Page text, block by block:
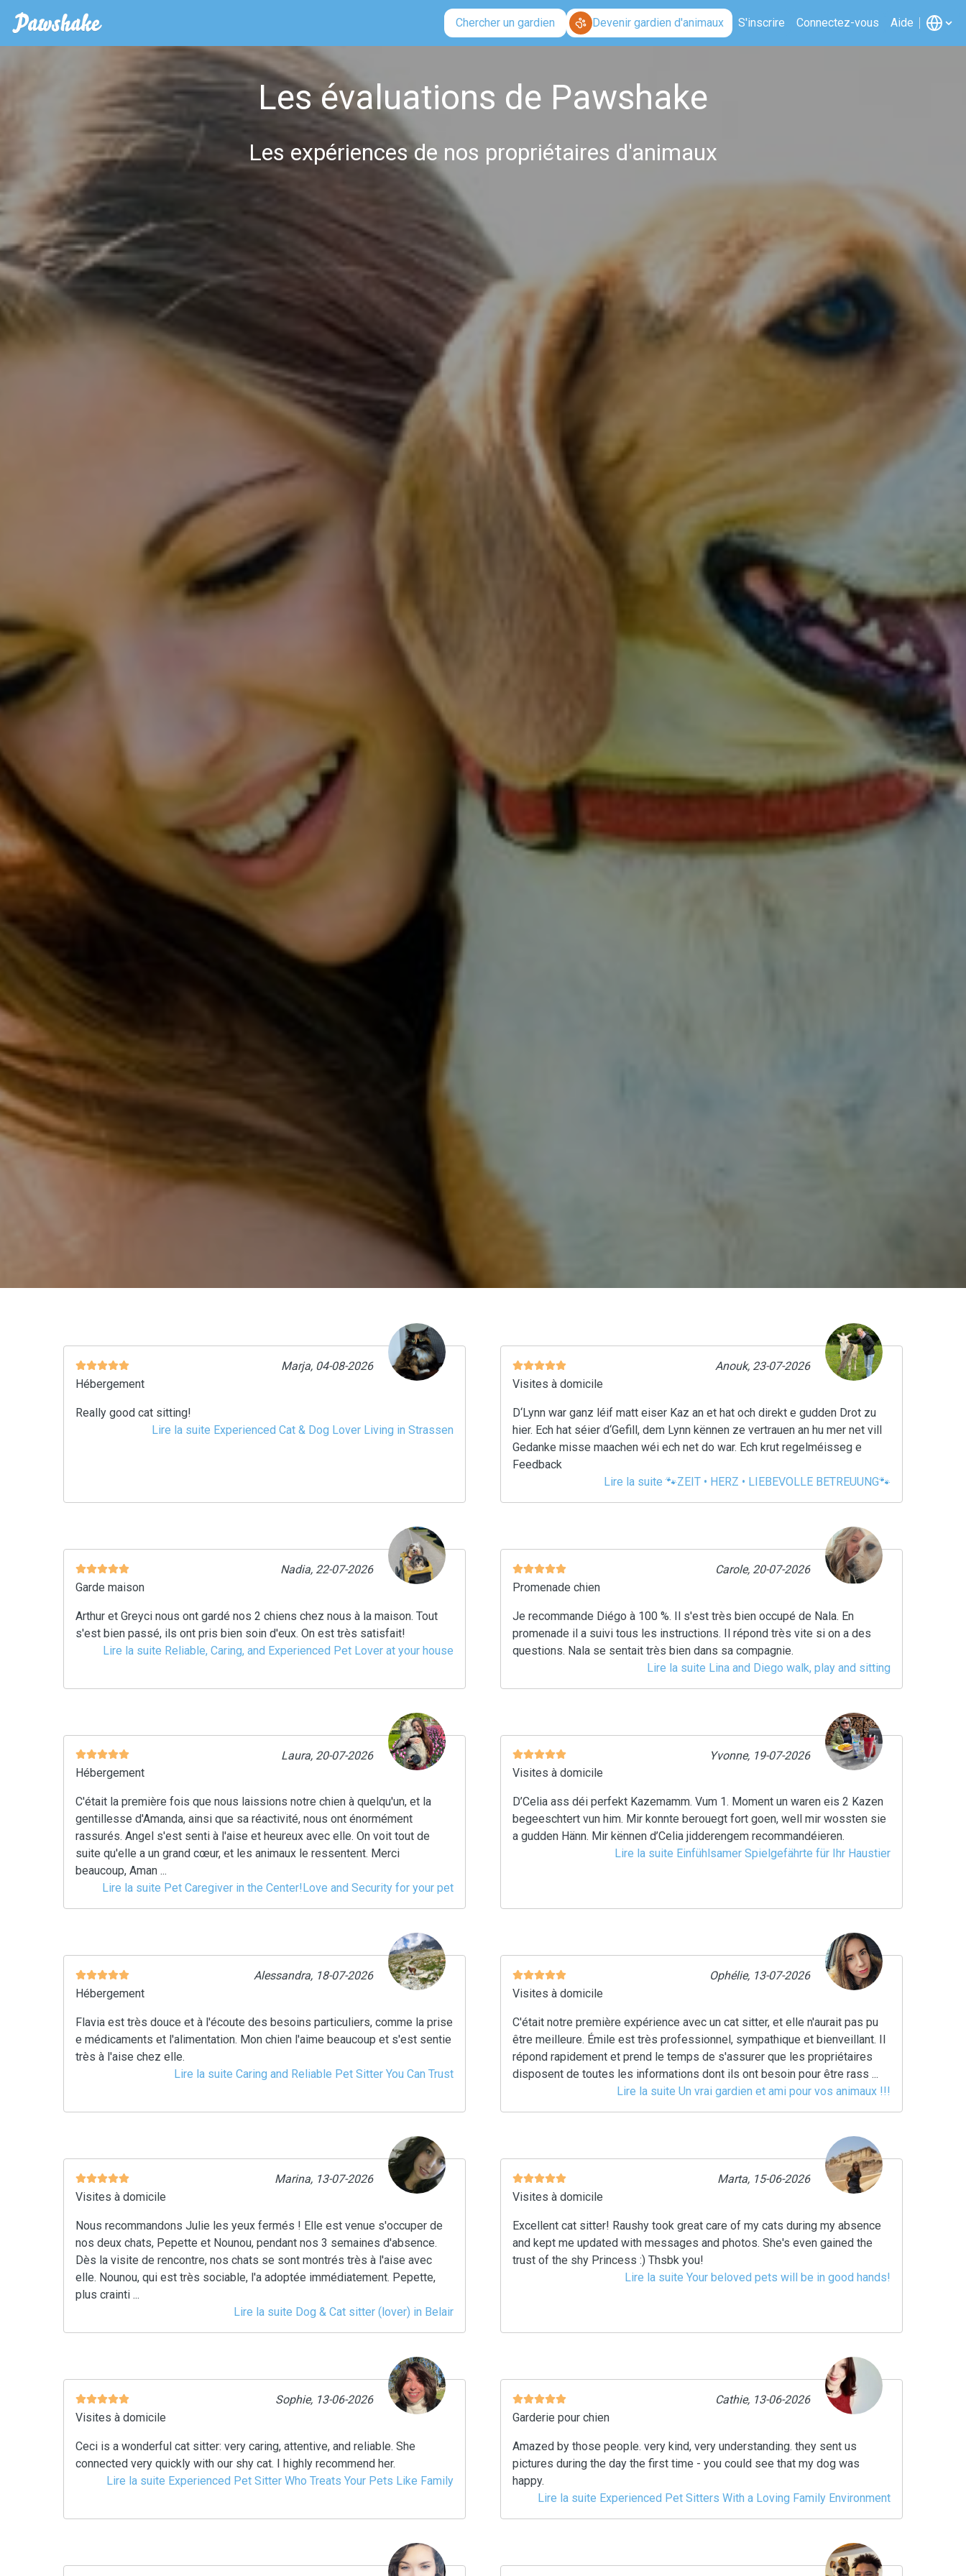
Chercher un gardien Devenir gardien d'animaux S'inscrire Connectez-vous Aide
Les évaluations de Pawshake
Les expériences de nos propriétaires d'animaux
Hébergement
Marja, 04-08-2026
Really good cat sitting!
Lire la suite Experienced Cat & Dog Lover Living in Strassen
Visites à domicile
Anouk, 23-07-2026
D‘Lynn war ganz léif matt eiser Kaz an et hat och direkt e gudden Drot zu
hier. Ech hat séier d‘Gefill, dem Lynn kënnen ze vertrauen an hu mer net vill
Gedanke misse maachen wéi ech net do war. Ech krut regelméisseg e
Feedback
Lire la suite 🐾ZEIT • HERZ • LIEBEVOLLE BETREUUNG🐾
Garde maison
Nadia, 22-07-2026
Arthur et Greyci nous ont gardé nos 2 chiens chez nous à la maison. Tout
s'est bien passé, ils ont pris bien soin d'eux. On est très satisfait!
Lire la suite Reliable, Caring, and Experienced Pet Lover at your house
Promenade chien
Carole, 20-07-2026
Je recommande Diégo à 100 %. Il s'est très bien occupé de Nala. En
promenade il a suivi tous les instructions. Il répond très vite si on a des
questions. Nala se sentait très bien dans sa compagnie.
Lire la suite Lina and Diego walk, play and sitting
Hébergement
Laura, 20-07-2026
C'était la première fois que nous laissions notre chien à quelqu'un, et la
gentillesse d'Amanda, ainsi que sa réactivité, nous ont énormément
rassurés. Angel s'est senti à l'aise et heureux avec elle. On voit tout de
suite qu'elle a un grand cœur, et les animaux le ressentent. Merci
beaucoup, Aman ...
Lire la suite Pet Caregiver in the Center!Love and Security for your pet
Visites à domicile
Yvonne, 19-07-2026
D’Celia ass déi perfekt Kazemamm. Vum 1. Moment un waren eis 2 Kazen
begeeschtert vun him. Mir konnte berouegt fort goen, well mir wossten sie
a gudden Hänn. Mir kënnen d’Celia jidderengem recommandéieren.
Lire la suite Einfühlsamer Spielgefährte für Ihr Haustier
Hébergement
Alessandra, 18-07-2026
Flavia est très douce et à l'écoute des besoins particuliers, comme la prise
e médicaments et l'alimentation. Mon chien l'aime beaucoup et s'est sentie
très à l'aise chez elle.
Lire la suite Caring and Reliable Pet Sitter You Can Trust
Visites à domicile
Ophélie, 13-07-2026
C'était notre première expérience avec un cat sitter, et elle n'aurait pas pu
être meilleure. Émile est très professionnel, sympathique et bienveillant. Il
répond rapidement et prend le temps de s'assurer que les propriétaires
disposent de toutes les informations dont ils ont besoin pour être rass ...
Lire la suite Un vrai gardien et ami pour vos animaux !!!
Visites à domicile
Marina, 13-07-2026
Nous recommandons Julie les yeux fermés ! Elle est venue s'occuper de
nos deux chats, Pepette et Nounou, pendant nos 3 semaines d'absence.
Dès la visite de rencontre, nos chats se sont montrés très à l'aise avec
elle. Nounou, qui est très sociable, l'a adoptée immédiatement. Pepette,
plus crainti ...
Lire la suite Dog & Cat sitter (lover) in Belair
Visites à domicile
Marta, 15-06-2026
Excellent cat sitter! Raushy took great care of my cats during my absence
and kept me updated with messages and photos. She's even gained the
trust of the shy Princess :) Thsbk you!
Lire la suite Your beloved pets will be in good hands!
Visites à domicile
Sophie, 13-06-2026
Ceci is a wonderful cat sitter: very caring, attentive, and reliable. She
connected very quickly with our shy cat. I highly recommend her.
Lire la suite Experienced Pet Sitter Who Treats Your Pets Like Family
Garderie pour chien
Cathie, 13-06-2026
Amazed by those people. very kind, very understanding. they sent us
pictures during the day the first time - you could see that my dog was
happy.
Lire la suite Experienced Pet Sitters With a Loving Family Environment